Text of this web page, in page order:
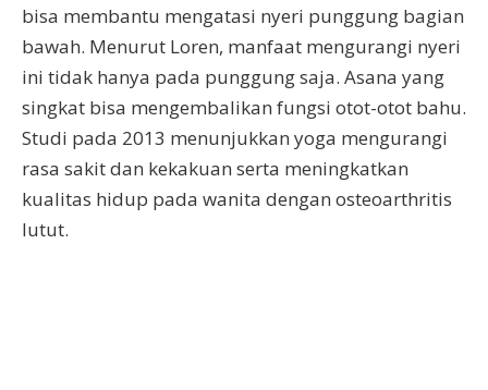
bisa membantu mengatasi nyeri punggung bagian
bawah. Menurut Loren, manfaat mengurangi nyeri
ini tidak hanya pada punggung saja. Asana yang
singkat bisa mengembalikan fungsi otot-otot bahu.
Studi pada 2013 menunjukkan yoga mengurangi
rasa sakit dan kekakuan serta meningkatkan
kualitas hidup pada wanita dengan osteoarthritis
lutut.